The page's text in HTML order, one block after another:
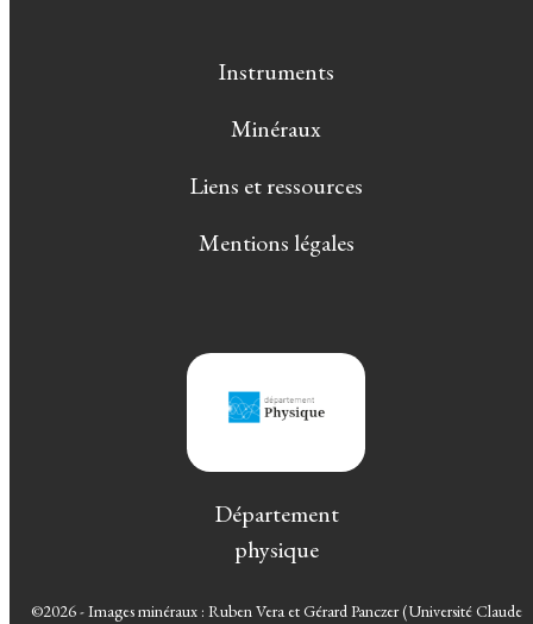
Instruments
Minéraux
Liens et ressources
Mentions légales
Département
physique
©2026 - Images minéraux : Ruben Vera et Gérard Panczer (Université Claude